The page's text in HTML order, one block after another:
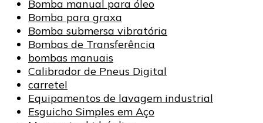
Bomba manual para óleo
Bomba para graxa
Bomba submersa vibratória
Bombas de Transferência
bombas manuais
Calibrador de Pneus Digital
carretel
Equipamentos de lavagem industrial
Esguicho Simples em Aço